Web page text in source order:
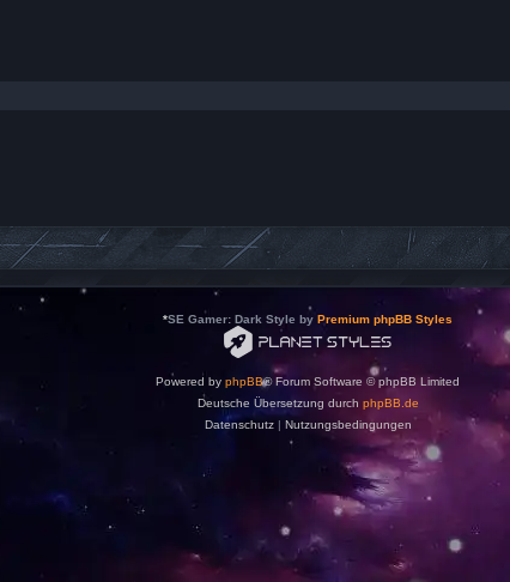
*SE Gamer: Dark Style by Premium phpBB Styles
Powered by phpBB® Forum Software © phpBB Limited
Deutsche Übersetzung durch phpBB.de
Datenschutz| Nutzungsbedingungen